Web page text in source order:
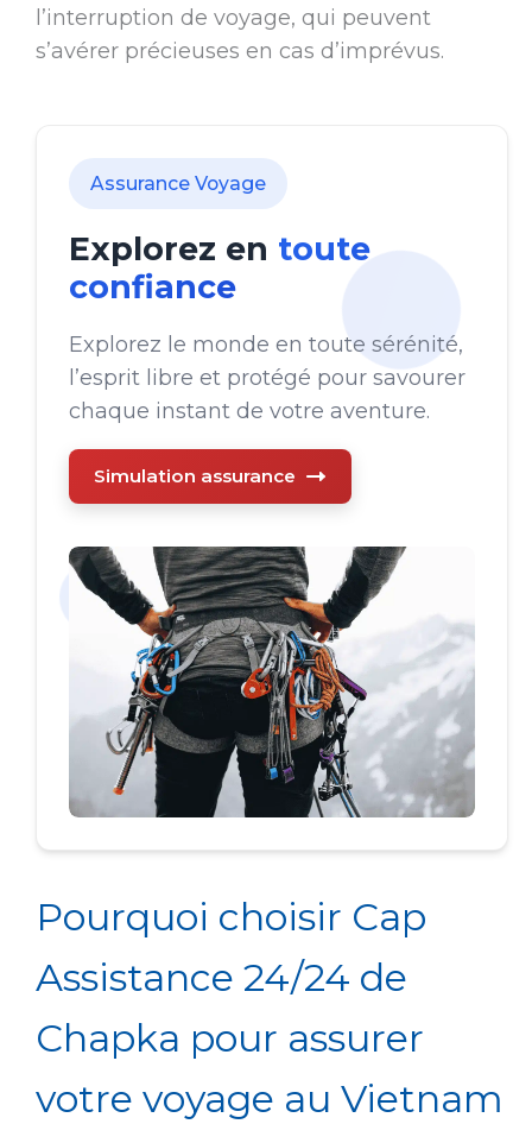
l’interruption de voyage, qui peuvent
s’avérer précieuses en cas d’imprévus.
Assurance Voyage
Explorez en toute
confiance
Explorez le monde en toute sérénité,
l’esprit libre et protégé pour savourer
chaque instant de votre aventure.
Simulation assurance
Pourquoi choisir Cap
Assistance 24/24 de
Chapka pour assurer
votre voyage au Vietnam